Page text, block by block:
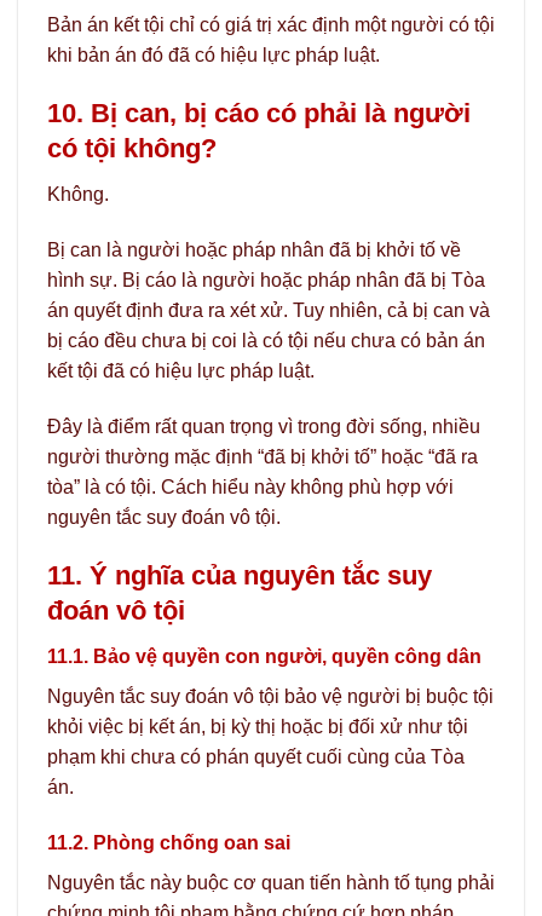
Bản án kết tội chỉ có giá trị xác định một người có tội
khi bản án đó đã có hiệu lực pháp luật.
10. Bị can, bị cáo có phải là người
có tội không?
Không.
Bị can là người hoặc pháp nhân đã bị khởi tố về
hình sự. Bị cáo là người hoặc pháp nhân đã bị Tòa
án quyết định đưa ra xét xử. Tuy nhiên, cả bị can và
bị cáo đều chưa bị coi là có tội nếu chưa có bản án
kết tội đã có hiệu lực pháp luật.
Đây là điểm rất quan trọng vì trong đời sống, nhiều
người thường mặc định “đã bị khởi tố” hoặc “đã ra
tòa” là có tội. Cách hiểu này không phù hợp với
nguyên tắc suy đoán vô tội.
11. Ý nghĩa của nguyên tắc suy
đoán vô tội
11.1. Bảo vệ quyền con người, quyền công dân
Nguyên tắc suy đoán vô tội bảo vệ người bị buộc tội
khỏi việc bị kết án, bị kỳ thị hoặc bị đối xử như tội
phạm khi chưa có phán quyết cuối cùng của Tòa
án.
11.2. Phòng chống oan sai
Nguyên tắc này buộc cơ quan tiến hành tố tụng phải